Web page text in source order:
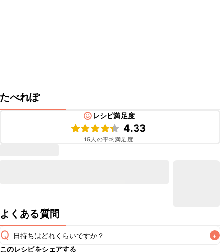
たべれぽ
レシピ満足度
4.33
15人の平均満足度
よくある質問
Q 日持ちはどれくらいですか？
+
このレシピをシェアする